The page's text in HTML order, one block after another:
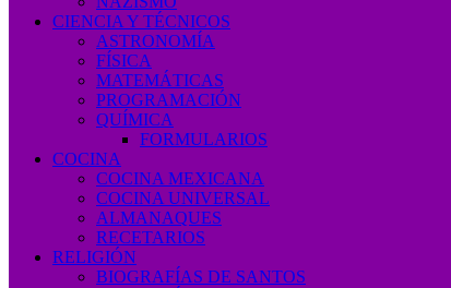
CIENCIA Y TÉCNICOS
ASTRONOMÍA
FÍSICA
MATEMÁTICAS
PROGRAMACIÓN
QUÍMICA
FORMULARIOS
COCINA
COCINA MEXICANA
COCINA UNIVERSAL
ALMANAQUES
RECETARIOS
RELIGIÓN
BIOGRAFÍAS DE SANTOS